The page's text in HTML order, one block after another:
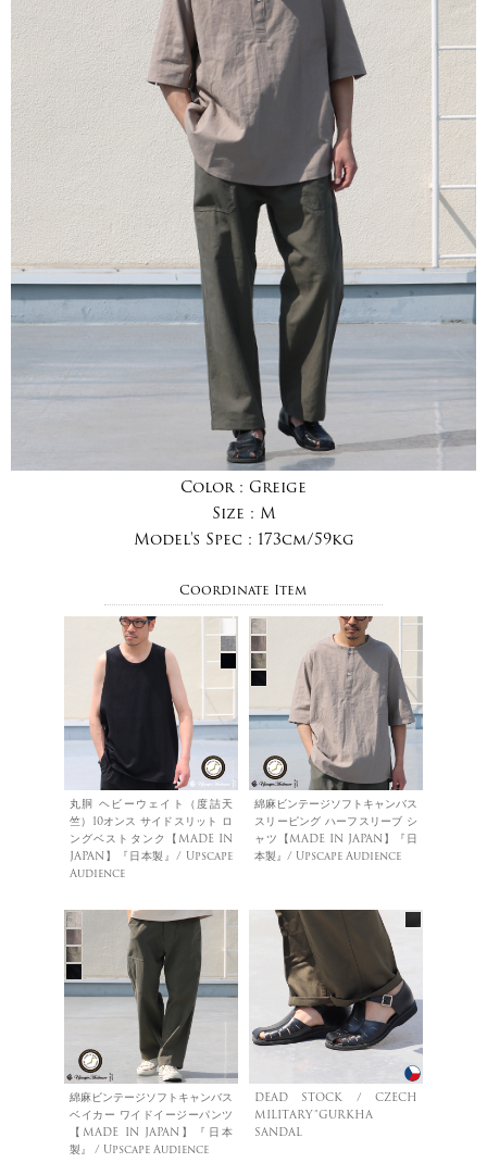
Color : Greige
Size : M
Model's Spec : 173cm/59kg
Coordinate Item
丸胴 ヘビーウェイト（度詰天
竺）10オンス サイドスリット ロ
ングベストタンク【MADE IN
JAPAN】『日本製』/ Upscape
Audience
綿麻ビンテージソフトキャンバス
スリーピング ハーフスリーブ シ
ャツ【MADE IN JAPAN】『日
本製』/ Upscape Audience
綿麻ビンテージソフトキャンバス
ベイカー ワイドイージーパンツ
【MADE IN JAPAN】『日本
製』 / Upscape Audience
DEAD STOCK / CZECH
MILITARY”GURKHA
SANDAL